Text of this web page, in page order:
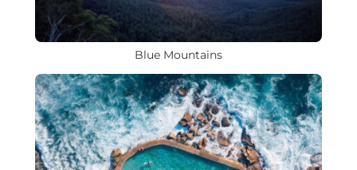
Blue Mountains